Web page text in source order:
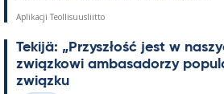
Aplikacji Teollisuusliitto
Te­kijä: „Przyszłość jest w
związ­kowi am­ba­sa­dorzy
związku